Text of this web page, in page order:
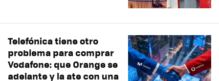
Telefónica tiene otro
problema para comprar
Vodafone: que Orange se
adelante y la ate con una